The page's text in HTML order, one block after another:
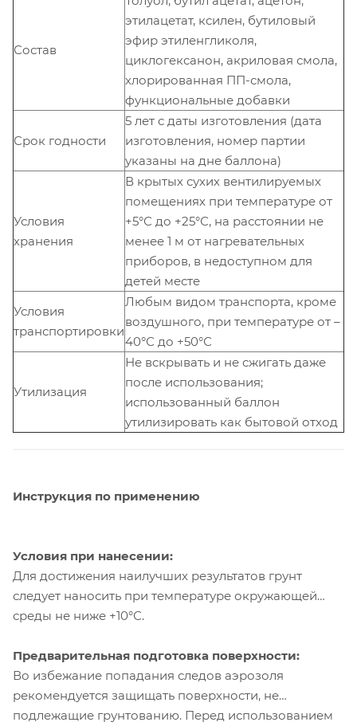
Состав
этилацетат, ксилен, бутиловый
эфир этиленгликоля,
циклогексанон, акриловая смола,
хлорированная ПП-смола,
функциональные добавки
Срок годности
5 лет с даты изготовления (дата
изготовления, номер партии
указаны на дне баллона)
Условия
хранения
В крытых сухих вентилируемых
помещениях при температуре от
+5°С до +25°С, на расстоянии не
менее 1 м от нагревательных
приборов, в недоступном для
детей месте
Условия
транспортировки
Любым видом транспорта, кроме
воздушного, при температуре от –
40°С до +50°С
Утилизация
Не вскрывать и не сжигать даже
после использования;
использованный баллон
утилизировать как бытовой отход
Инструкция по применению
Условия при нанесении:
Для достижения наилучших результатов грунт
следует наносить при температуре окружающей
среды не ниже +10°С.
Предварительная подготовка поверхности:
Во избежание попадания следов аэрозоля
рекомендуется защищать поверхности, не
подлежащие грунтованию. Перед использованием